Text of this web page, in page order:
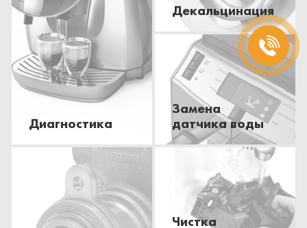
Диагностика
Декальцинация
Замена
датчика воды
Чистка